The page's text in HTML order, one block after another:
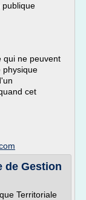
publique
qui ne peuvent
physique
cet
de Gestion
Territoriale